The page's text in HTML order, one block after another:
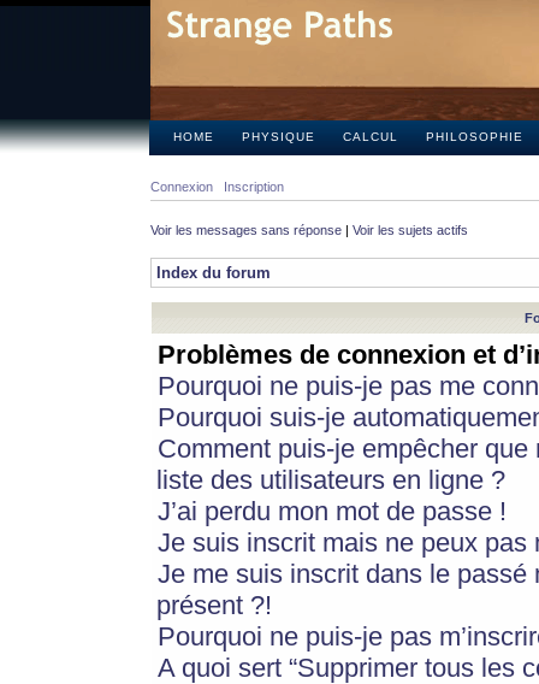
HOME PHYSIQUE CALCUL PHILOSOPHIE
Connexion Inscription
Voir les messages sans réponse | Voir les sujets actifs
Index du forum
Problèmes de connexion et
Pourquoi ne puis-je pas me
Pourquoi suis-je
Comment puis-je empêcher
liste des utilisateurs en ligne ?
J’ai perdu mon mot de passe !
Je suis inscrit mais ne peux pas
Je me suis inscrit dans le
présent ?!
Pourquoi ne puis-je pas
A quoi sert “Supprimer tous les